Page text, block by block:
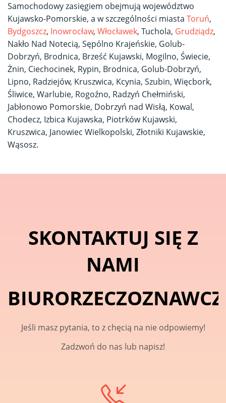
Samochodowy zasięgiem obejmują województwo
Kujawsko-Pomorskie, a w szczególności miasta Toruń,
Bydgoszcz, Inowrocław, Włocławek, Tuchola, Grudziądz,
Nakło Nad Notecią, Sępólno Krajeńskie, Golub-
Dobrzyń, Brodnica, Brześć Kujawski, Mogilno, Świecie,
Żnin, Ciechocinek, Rypin, Brodnica, Golub-Dobrzyń,
Lipno, Radziejów, Kruszwica, Kcynia, Szubin, Więcbork,
Śliwice, Warlubie, Rogoźno, Radzyń Chełmiński,
Jabłonowo Pomorskie, Dobrzyń nad Wisłą, Kowal,
Chodecz, Izbica Kujawska, Piotrków Kujawski,
Kruszwica, Janowiec Wielkopolski, Złotniki Kujawskie,
Wąsosz.
SKONTAKTUJ SIĘ Z
NAMI
Jeśli masz pytania, to z chęcią na nie odpowiemy!
Zadzwoń do nas lub napisz!